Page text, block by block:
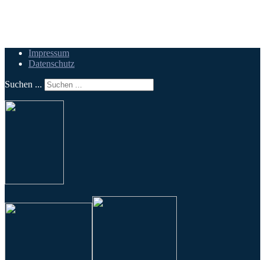
Impressum
Datenschutz
Suchen ...